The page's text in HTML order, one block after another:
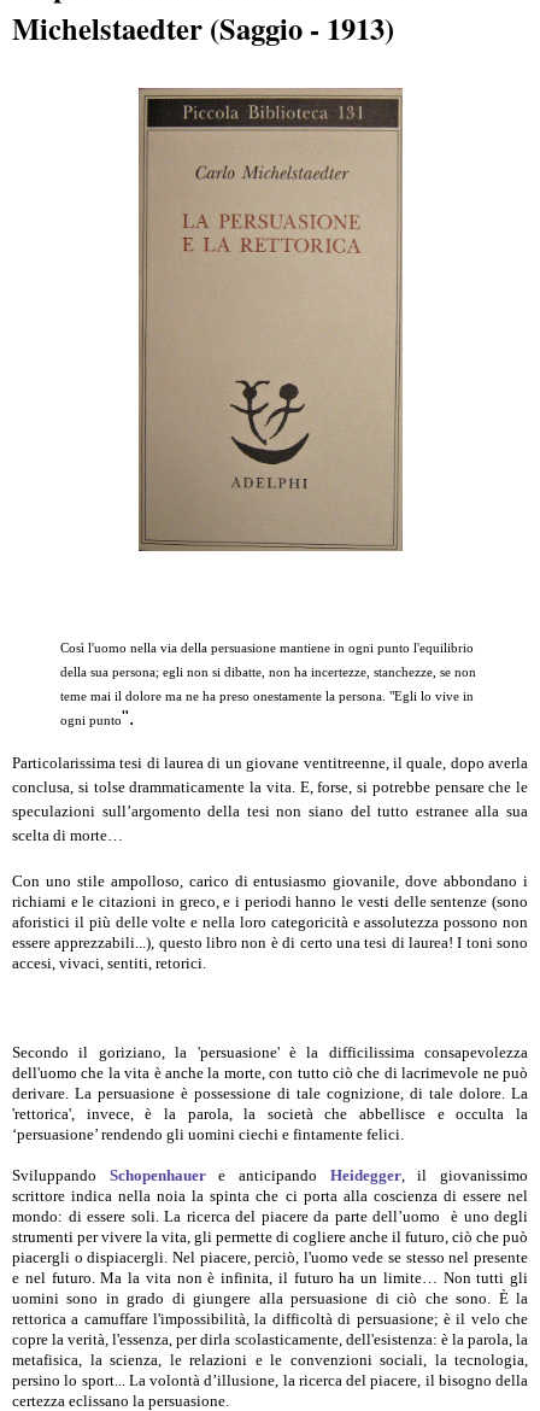
Michelstaedter (Saggio - 1913)
Così l'uomo nella via della persuasione mantiene in ogni punto l'equilibrio
della sua persona; egli non si dibatte, non ha incertezze, stanchezze, se non
teme mai il dolore ma ne ha preso onestamente la persona. "Egli lo vive in
ogni punto".
Particolarissima tesi di laurea di un giovane ventitreenne, il quale, dopo averla
conclusa, si tolse drammaticamente la vita. E, forse, si potrebbe pensare che le
speculazioni sull’argomento della tesi non siano del tutto estranee alla sua
scelta di morte…
Con uno stile ampolloso, carico di entusiasmo giovanile, dove abbondano i
richiami e le citazioni in greco, e i periodi hanno le vesti delle sentenze (sono
aforistici il più delle volte e nella loro categoricità e assolutezza possono non
essere apprezzabili...), questo libro non è di certo una tesi di laurea! I toni sono
accesi, vivaci, sentiti, retorici.
Secondo il goriziano, la 'persuasione' è la difficilissima consapevolezza
dell'uomo che la vita è anche la morte, con tutto ciò che di lacrimevole ne può
derivare. La persuasione è possessione di tale cognizione, di tale dolore. La
'rettorica', invece, è la parola, la società che abbellisce e occulta la
‘persuasione’ rendendo gli uomini ciechi e fintamente felici.
Sviluppando Schopenhauer e anticipando Heidegger, il giovanissimo
scrittore indica nella noia la spinta che ci porta alla coscienza di essere nel
mondo: di essere soli. La ricerca del piacere da parte dell’uomo è uno degli
strumenti per vivere la vita, gli permette di cogliere anche il futuro, ciò che può
piacergli o dispiacergli. Nel piacere, perciò, l'uomo vede se stesso nel presente
e nel futuro. Ma la vita non è infinita, il futuro ha un limite… Non tutti gli
uomini sono in grado di giungere alla persuasione di ciò che sono. È la
rettorica a camuffare l'impossibilità, la difficoltà di persuasione; è il velo che
copre la verità, l'essenza, per dirla scolasticamente, dell'esistenza: è la parola, la
metafisica, la scienza, le relazioni e le convenzioni sociali, la tecnologia,
persino lo sport... La volontà d’illusione, la ricerca del piacere, il bisogno della
certezza eclissano la persuasione.